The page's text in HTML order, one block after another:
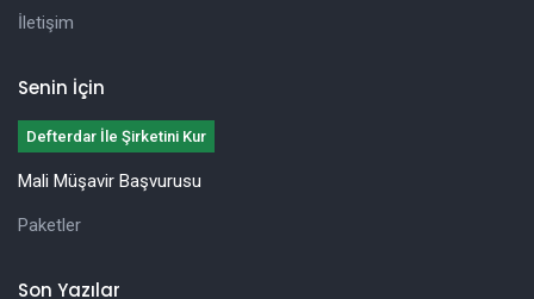
İletişim
Senin İçin
Defterdar İle Şirketini Kur
Mali Müşavir Başvurusu
Paketler
Son Yazılar